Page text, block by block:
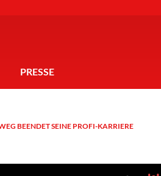
PRESSE
BEENDET SEINE PROFI-KARRIERE